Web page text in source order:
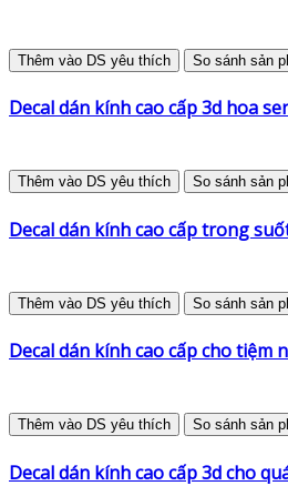
Thêm vào DS yêu thích So sánh sản
Decal dán kính cao cấp 3d hoa
Thêm vào DS yêu thích So sánh sản
Decal dán kính cao cấp trong
Thêm vào DS yêu thích So sánh sản
Decal dán kính cao cấp cho tiệm
Thêm vào DS yêu thích So sánh sản
Decal dán kính cao cấp 3d cho